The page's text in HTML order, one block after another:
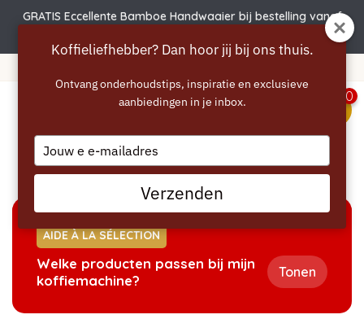
GRATIS Eccellente Bamboe Handwaaier bij bestelling vanaf
0
Accueil/Grains de café
AIDE À LA SÉLECTION
Welke producten passen bij mijn
koffiemachine?
Tonen
Koffieliefhebber? Dan hoor jij bij ons thuis.
Ontvang onderhoudstips, inspiratie en exclusieve
aanbiedingen in je inbox.
Type
your
email
Verzenden